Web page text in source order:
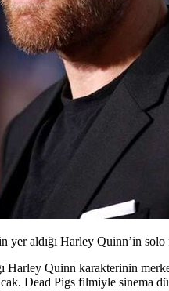
yer aldığı Harley Quinn’in
Harley Quinn karakterinin
Dead Pigs filmiyle sinema